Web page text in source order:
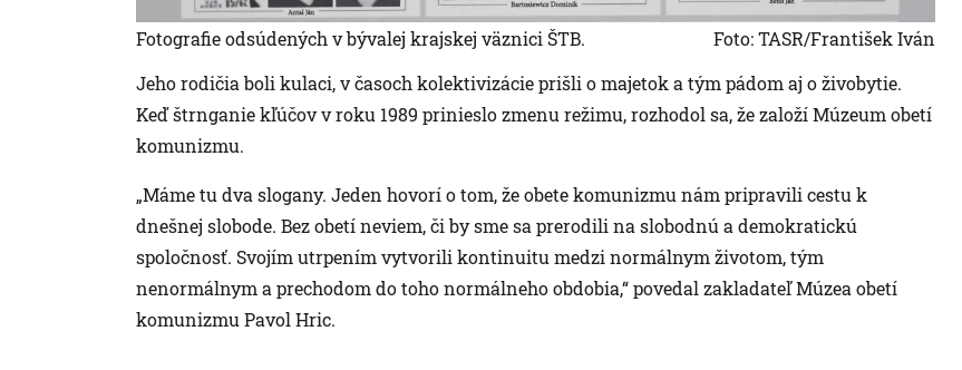
Fotografie odsúdených v bývalej krajskej väznici ŠTB.
Foto: TASR/František Iván
Jeho rodičia boli kulaci, v časoch kolektivizácie prišli o majetok a tým pádom aj o živobytie.
Keď štrnganie kľúčov v roku 1989 prinieslo zmenu režimu, rozhodol sa, že založí Múzeum obetí
komunizmu.
„Máme tu dva slogany. Jeden hovorí o tom, že obete komunizmu nám pripravili cestu k
dnešnej slobode. Bez obetí neviem, či by sme sa prerodili na slobodnú a demokratickú
spoločnosť. Svojím utrpením vytvorili kontinuitu medzi normálnym životom, tým
nenormálnym a prechodom do toho normálneho obdobia,“ povedal zakladateľ Múzea obetí
komunizmu Pavol Hric.